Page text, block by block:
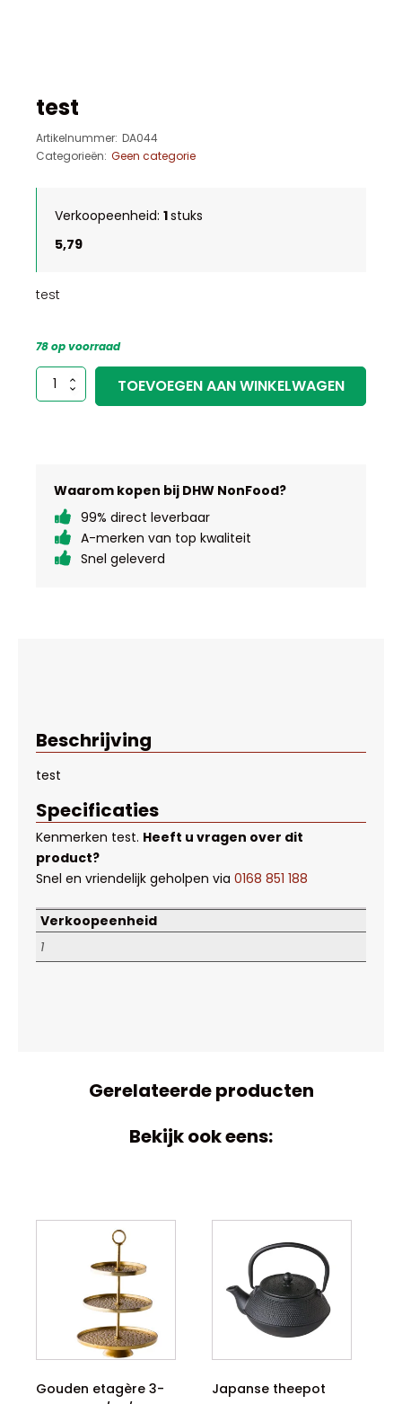
test
Artikelnummer: DA044
Categorieën: Geen categorie
Verkoopeenheid: 1stuks
5,79
test
78 op voorraad
test
aantal
TOEVOEGEN AAN WINKELWAGEN
Waarom kopen bij DHW NonFood?
99% direct leverbaar
A-merken van top kwaliteit
Snel geleverd
Beschrijving
test
Specificaties
Kenmerken test. Heeft u vragen over dit
product?
Snel en vriendelijk geholpen via 0168 851 188
Verkoopeenheid
1
Gerelateerde producten
Bekijk ook eens:
Gouden etagère 3-
Japanse theepot